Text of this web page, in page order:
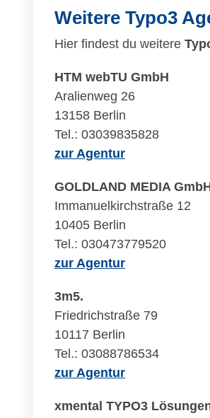
Weitere Typo3
Hier findest du weitere
HTM webTU GmbH
Aralienweg 26
13158 Berlin
Tel.: 03039835828
zur Agentur
GOLDLAND MEDIA
Immanuelkirchstraße 12
10405 Berlin
Tel.: 030473779520
zur Agentur
3m5.
Friedrichstraße 79
10117 Berlin
Tel.: 03088786534
zur Agentur
xmental TYPO3